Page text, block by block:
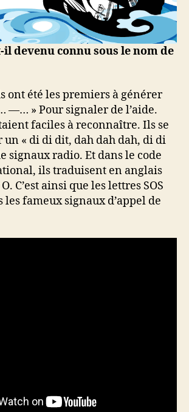
il devenu connu sous le nom de
ont été les premiers à générer
—… » Pour signaler de l’aide.
faciles à reconnaître. Ils se
« di di dit, dah dah dah, di di
signaux radio. Et dans le code
ils traduisent en anglais
C’est ainsi que les lettres SOS
les fameux signaux d’appel de